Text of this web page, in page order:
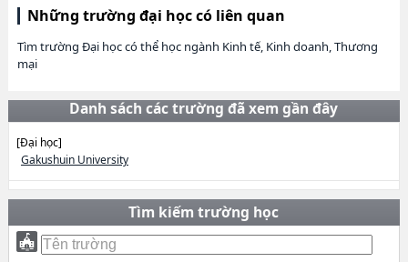
Những trường đại học có liên quan
Tìm trường Đại học có thể học ngành Kinh tế, Kinh doanh, Thương
mại
Danh sách các trường đã xem gần đây
[Đại học]
Gakushuin University
Tìm kiếm trường học